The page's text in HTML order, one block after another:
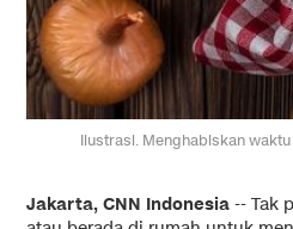
Ilustrasi. Menghabiskan
Jakarta, CNN Indonesia -- Tak